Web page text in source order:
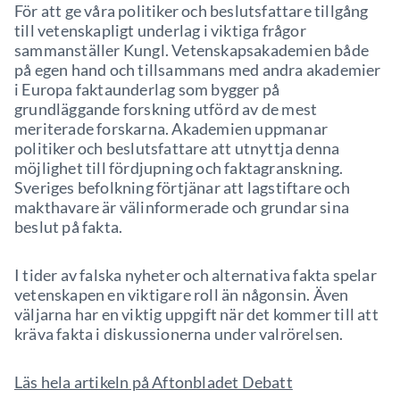
För att ge våra politiker och beslutsfattare tillgång
till vetenskapligt underlag i viktiga frågor
sammanställer Kungl. Vetenskapsakademien både
på egen hand och tillsammans med andra akademier
i Europa faktaunderlag som bygger på
grundläggande forskning utförd av de mest
meriterade forskarna. Akademien uppmanar
politiker och beslutsfattare att utnyttja denna
möjlighet till fördjupning och faktagranskning.
Sveriges befolkning förtjänar att lagstiftare och
makthavare är välinformerade och grundar sina
beslut på fakta.
I tider av falska nyheter och alternativa fakta spelar
vetenskapen en viktigare roll än någonsin. Även
väljarna har en viktig uppgift när det kommer till att
kräva fakta i diskussionerna under valrörelsen.
Läs hela artikeln på Aftonbladet Debatt